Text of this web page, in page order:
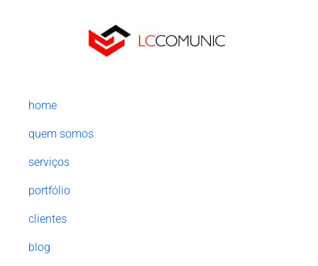
home
quem somos
serviços
portfólio
clientes
blog